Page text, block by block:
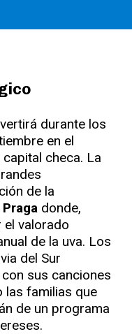
durante los
en el
checa. La
de la
donde,
el valorado
de la uva. Los
del Sur
sus canciones
las familias que
de un programa